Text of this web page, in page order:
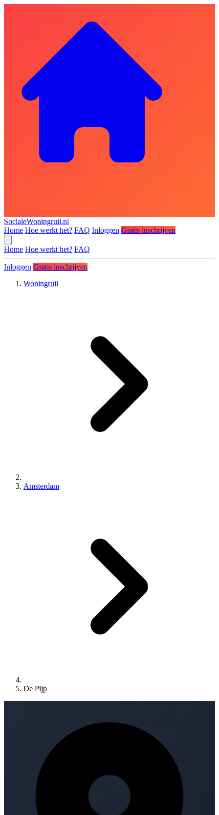
SocialeWoningruil.nl
Home Hoe werkt het? FAQ Inloggen Gratis inschrijven
Home Hoe werkt het? FAQ
Inloggen Gratis inschrijven
Woningruil
Amsterdam
De Pijp